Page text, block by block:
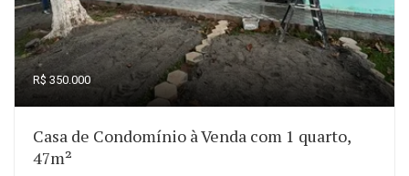
R$ 350.000
Casa de Condomínio à Venda com 1 quarto,
47m²